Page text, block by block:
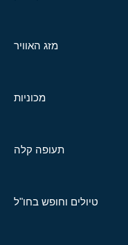
מזג האוויר
מכוניות
תעופה קלה
טיולים וחופש בחו"ל